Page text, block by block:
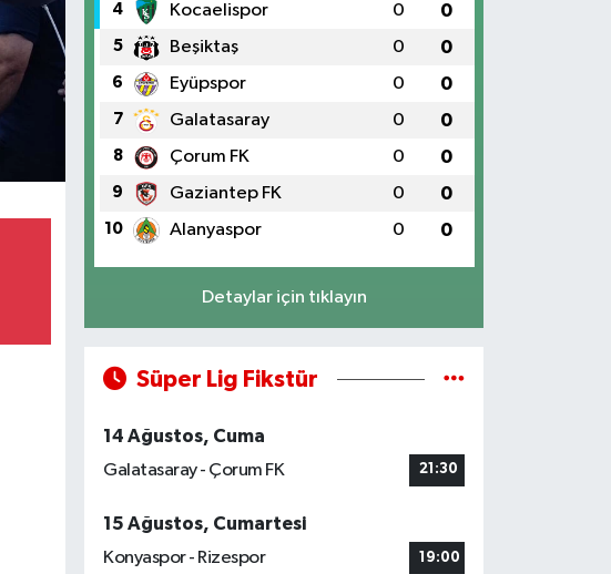
4 Kocaelispor 0 0
5 Beşiktaş 0 0
6 Eyüpspor 0 0
7 Galatasaray 0 0
8 Çorum FK 0 0
9 Gaziantep FK 0 0
10 Alanyaspor 0 0
Detaylar için tıklayın
Süper Lig Fikstür
14 Ağustos, Cuma
Galatasaray - Çorum FK
21:30
15 Ağustos, Cumartesi
Konyaspor - Rizespor
19:00